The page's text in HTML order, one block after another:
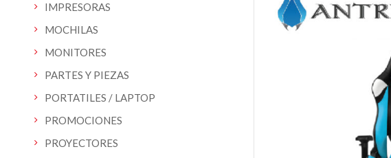
IMPRESORAS
MOCHILAS
MONITORES
PARTES Y PIEZAS
PORTATILES / LAPTOP
PROMOCIONES
PROYECTORES